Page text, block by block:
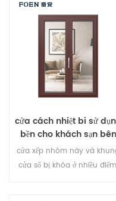
cửa cách nhiệt bi sử
bền cho khách sạn bên
bờ biển
cửa xếp nhôm này và
cửa sổ bị khóa ở nhiều